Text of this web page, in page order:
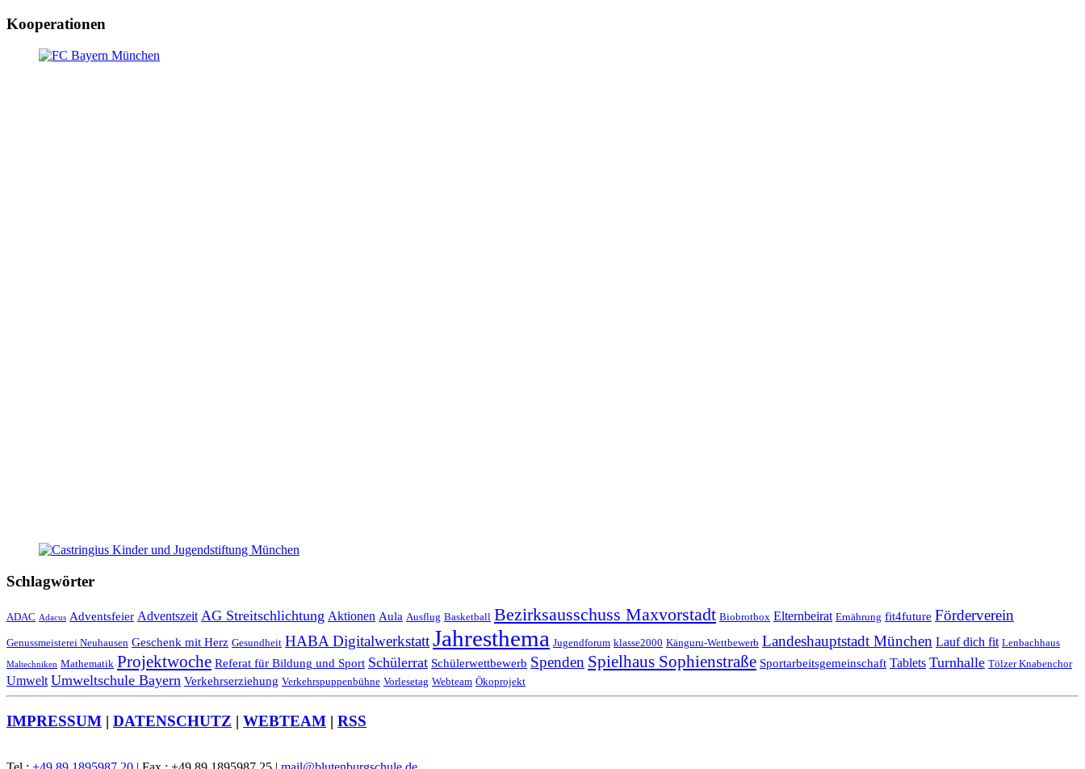
Kooperationen
Schlagwörter
ADAC Adacus Adventsfeier Adventszeit AG Streitschlichtung Aktionen Aula Ausflug Basketball Bezirksausschuss Maxvorstadt Biobrotbox Elternbeirat Ernährung fit4future Förderverein
Genussmeisterei Neuhausen Geschenk mit Herz Gesundheit HABA DigitalwerkstattJahresthema Jugendforum klasse2000 Känguru-Wettbewerb Landeshauptstadt München Lauf dich fit Lenbachhaus
Maltechniken Mathematik Projektwoche Referat für Bildung und Sport Schülerrat Schülerwettbewerb Spenden Spielhaus Sophienstraße Sportarbeitsgemeinschaft Tablets Turnhalle Tölzer Knabenchor
Umwelt Umweltschule Bayern Verkehrserziehung Verkehrspuppenbühne Vorlesetag Webteam Ökoprojekt
IMPRESSUM | DATENSCHUTZ | WEBTEAM | RSS